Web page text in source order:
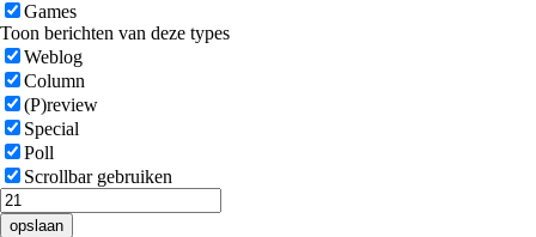
Games
Toon berichten van deze types
Weblog
Column
(P)review
Special
Poll
Scrollbar gebruiken
opslaan